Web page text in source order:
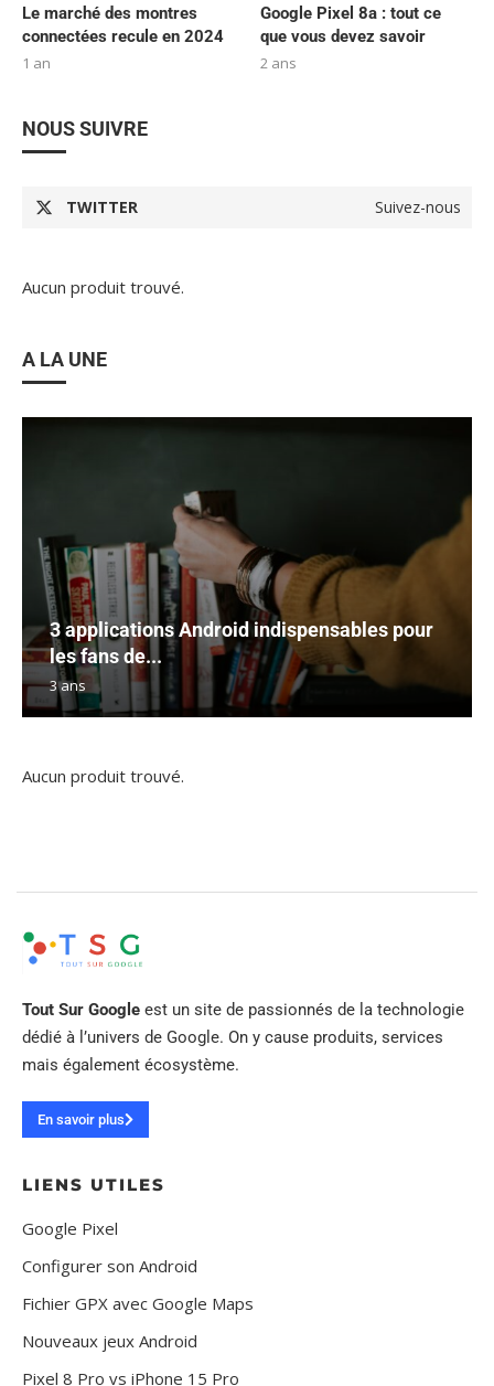
Le marché des montres
connectées recule en 2024
1 an
Google Pixel 8a : tout ce
que vous devez savoir
2 ans
NOUS SUIVRE
TWITTER Suivez-nous
Aucun produit trouvé.
A LA UNE
3 applications Android indispensables pour
les fans de...
3 ans
Aucun produit trouvé.
Tout Sur Google est un site de passionnés de la technologie
dédié à l’univers de Google. On y cause produits, services
mais également écosystème.
En savoir plus
LIENS UTILES
Google Pixel
Configurer son Android
Fichier GPX avec Google Maps
Nouveaux jeux Android
Pixel 8 Pro vs iPhone 15 Pro